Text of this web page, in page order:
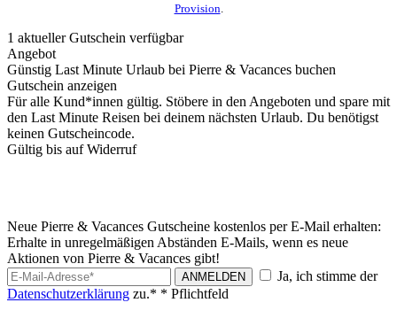
Provision
1 aktuellerGutschein verfügbar
Angebot
Günstig Last Minute Urlaub bei Pierre & Vacances buchen
Gutschein anzeigen
Für alle Kund*innen gültig. Stöbere in den Angeboten und spare mit
den Last Minute Reisen bei deinem nächsten Urlaub. Du benötigst
keinen Gutscheincode.
Gültig bis auf Widerruf
Neue Pierre & Vacances Gutscheine kostenlos per E-Mail erhalten:
Erhalte in unregelmäßigen Abständen E-Mails, wenn es neue
Aktionen von Pierre & Vacances gibt!
ANMELDEN
Ja, ich stimme der
Datenschutzerklärung zu.* * Pflichtfeld